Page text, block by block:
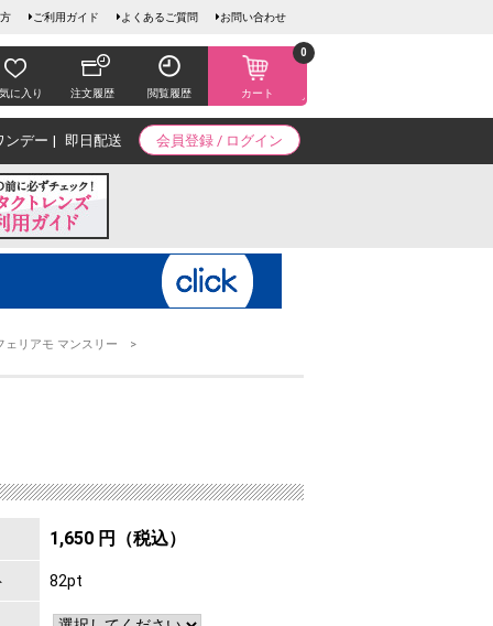
ご利用ガイド よくあるご質問 お問い合わせ
に入り 注文履歴 閲覧履歴 カート
0
会員登録 / ログイン
ンデー 即日配送
ェリアモ マンスリー
1,650 円（税込）
82pt